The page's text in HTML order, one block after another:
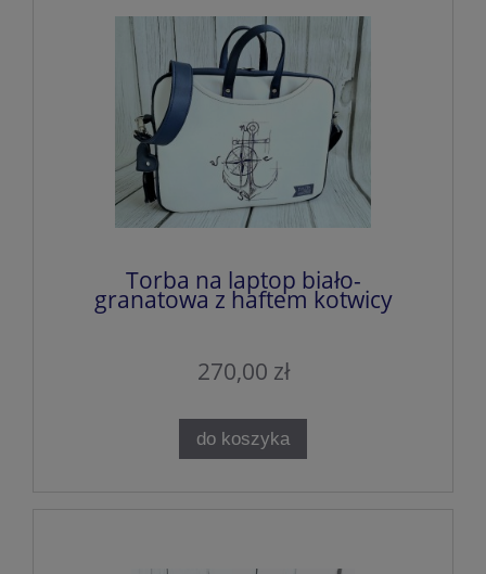
Torba na laptop biało-
granatowa z haftem kotwicy
270,00 zł
do koszyka